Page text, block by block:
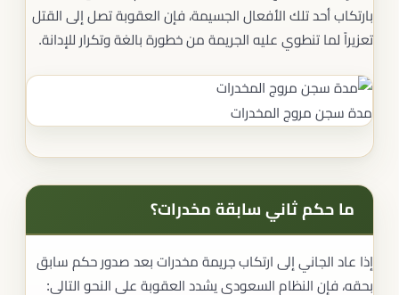
بارتكاب أحد تلك الأفعال الجسيمة، فإن العقوبة تصل إلى القتل
تعزيراً لما تنطوي عليه الجريمة من خطورة بالغة وتكرار للإدانة.
مدة سجن مروج المخدرات
ما حكم ثاني سابقة مخدرات؟
إذا عاد الجاني إلى ارتكاب جريمة مخدرات بعد صدور حكم سابق
بحقه، فإن النظام السعودي يشدد العقوبة على النحو التالي: